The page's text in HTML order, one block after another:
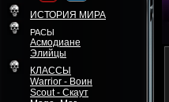
ИСТОРИЯ МИРА
РАСЫ
Асмодиане
Элийцы
КЛАССЫ
Warrior - Воин
Scout - Скаут